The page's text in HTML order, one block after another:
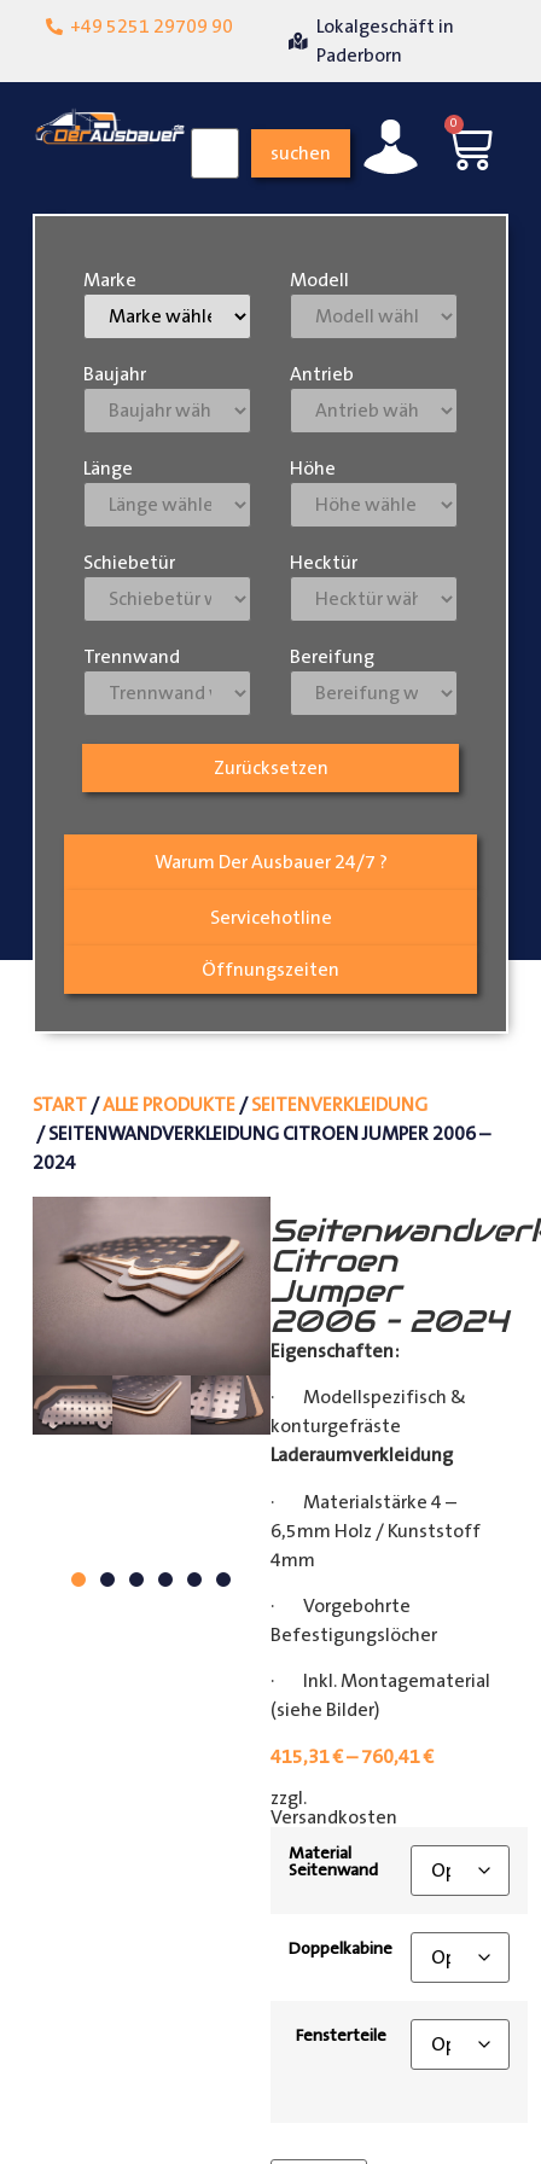
+49 5251 29709 90
Lokalgeschäft in
suchen
0
Warum Der Ausbauer 24/7 ?
Servicehotline
Öffnungszeiten
Marke Modell
Baujahr Antrieb
Länge Höhe
Schiebetür Hecktür
Trennwand Bereifung
Zurücksetzen
START/ALLE PRODUKTE/SEITENVERKLEIDUNG
/ SEITENWANDVERKLEIDUNG CITROEN JUMPER 2006 –
2024
Citroen
Jumper
2006 – 2024
Eigenschaften:
· Modellspezifisch &
konturgefräste
Laderaumverkleidung
· Materialstärke 4 –
6,5mm Holz / Kunststoff
4mm
· Vorgebohrte
Befestigungslöcher
· Inkl. Montagematerial
(siehe Bilder)
415,31€–760,41€
zzgl.
Versandkosten
Material
Seitenwand
Doppelkabine
Fensterteile